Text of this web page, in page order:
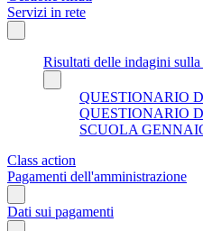
Servizi in rete
Risultati delle indagini
QUESTIONARIO
QUESTIONARIO
SCUOLA
Class action
Pagamenti dell'amministrazione
Dati sui pagamenti